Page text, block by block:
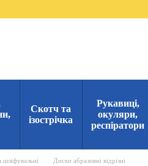
Скотч та
ізострічка
Рукавиці,
окуляри,
респіратори
шліфувальні Диски абразивні відрізні